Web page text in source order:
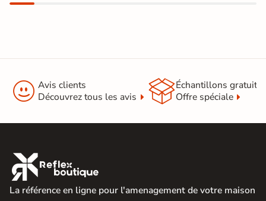
 Avis clients
Découvrez tous les avis
Échantillons gratuit
Offre spéciale

La référence en ligne pour l'amenagement de votre maison